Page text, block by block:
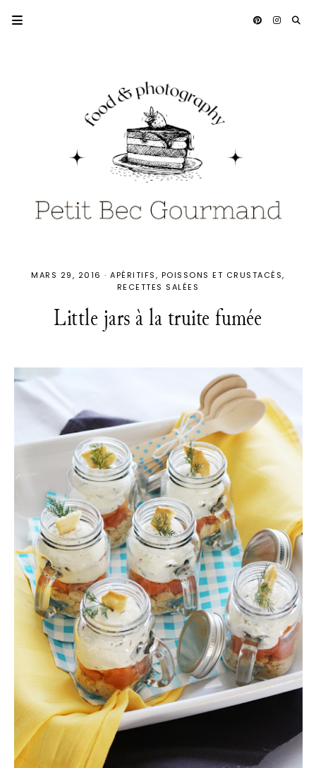
MARS 29, 2016 · APÉRITIFS
POISSONS ET CRUSTACÉS
RECETTES SALÉES
Little jars à la truite fumée